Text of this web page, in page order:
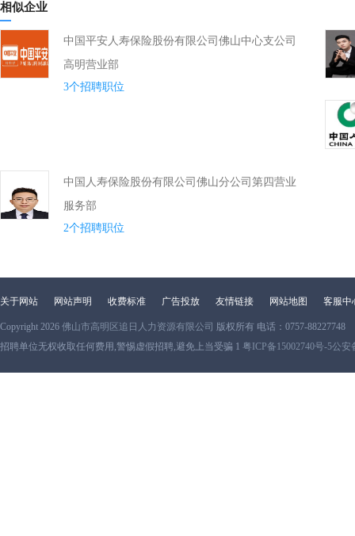
相似企业
中国平安人寿保险股份有限公司佛山中心支公司
高明营业部
3个招聘职位
中国人寿保险股份有限公司佛山分公司第四营业
服务部
2个招聘职位
关于网站 网站声明 收费标准 广告投放 友情链接 网站地图 客服中
Copyright 2026 佛山市高明区追日人力资源有限公司 版权所有 电话：0757-88227748
招聘单位无权收取任何费用,警惕虚假招聘,避免上当受骗 1 粤ICP备15002740号-5公安